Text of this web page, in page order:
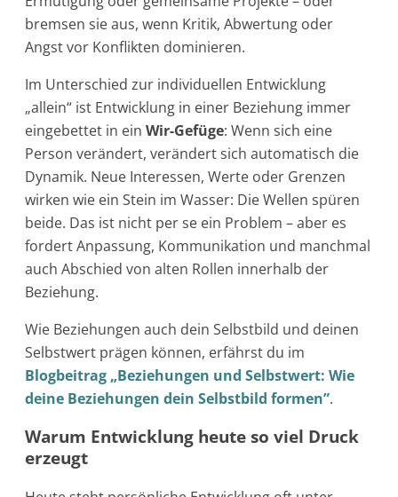
bremsen sie aus, wenn Kritik, Abwertung oder
Angst vor Konflikten dominieren.
Im Unterschied zur individuellen Entwicklung
„allein“ ist Entwicklung in einer Beziehung immer
eingebettet in ein Wir-Gefüge: Wenn sich eine
Person verändert, verändert sich automatisch die
Dynamik. Neue Interessen, Werte oder Grenzen
wirken wie ein Stein im Wasser: Die Wellen spüren
beide. Das ist nicht per se ein Problem – aber es
fordert Anpassung, Kommunikation und manchmal
auch Abschied von alten Rollen innerhalb der
Beziehung.
Wie Beziehungen auch dein Selbstbild und deinen
Selbstwert prägen können, erfährst du im
Blogbeitrag „Beziehungen und Selbstwert: Wie
deine Beziehungen dein Selbstbild formen”.
Warum Entwicklung heute so viel Druck
erzeugt